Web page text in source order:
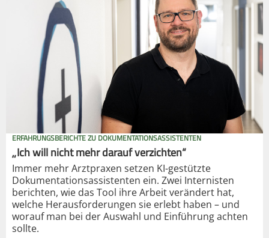
ERFAHRUNGSBERICHTE ZU DOKUMENTATIONSASSISTENTEN
„Ich will nicht mehr darauf verzichten“
Immer mehr Arztpraxen setzen KI-gestützte
Dokumentationsassistenten ein. Zwei Internisten
berichten, wie das Tool ihre Arbeit verändert hat,
welche Herausforderungen sie erlebt haben – und
worauf man bei der Auswahl und Einführung achten
sollte.